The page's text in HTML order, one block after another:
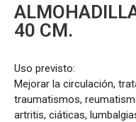
40 CM.
Uso previsto:
Mejorar la circulación,
traumatismos,
artritis, ciáticas,